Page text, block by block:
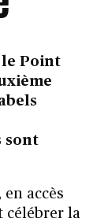
le Point
sont
en accès
célébrer la